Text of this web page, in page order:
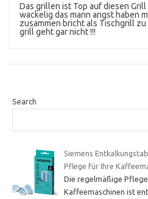
Das grillen ist Top auf diesen
wackelig das mann angst haben
zusammen bricht als Tischgrill
grill geht gar nicht !!!
Search
Siemens
Pflege für Ihre
Die regelmäßige
Kaffeemaschinen ist